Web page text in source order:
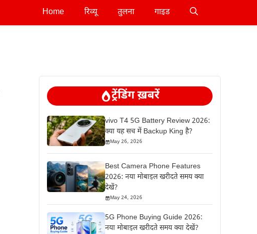
Home रिव्यू तुलना गाइड
ट्रेंडिंग ख़बरें
vivo T4 5G Battery Review 2026:
क्या यह सच में Backup King है?
May 26, 2026
Best Camera Phone Features
2026: नया मोबाइल खरीदते समय क्या
देखें?
May 24, 2026
5G Phone Buying Guide 2026:
नया मोबाइल खरीदते समय क्या देखें?